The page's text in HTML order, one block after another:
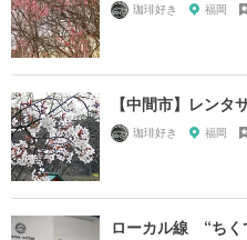
珈琲好き 福岡
【中間市】レンタ
珈琲好き 福岡
ローカル線 “ちく